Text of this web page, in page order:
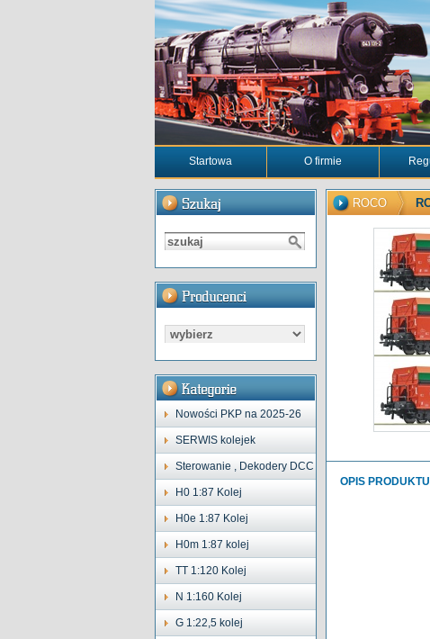
Startowa O firmie
Nowości PKP na 2025-26
SERWIS kolejek
Sterowanie , Dekodery DCC
H0 1:87 Kolej
H0e 1:87 Kolej
H0m 1:87 kolej
TT 1:120 Kolej
N 1:160 Kolej
G 1:22,5 kolej
ROCO
OPIS